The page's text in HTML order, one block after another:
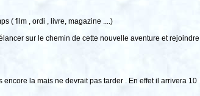
( film , ordi , livre, magazine ....)
sur le chemin de cette nouvelle aventure et rejoindre
la mais ne devrait pas tarder . En effet il arrivera 10